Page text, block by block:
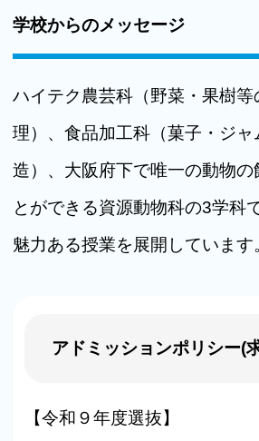
学校からのメッセージ
ハイテク農芸科（野菜・果樹等
理）、食品加工科（菓子・ジャ
造）、大阪府下で唯一の動物の
とができる資源動物科の3学科
魅力ある授業を展開しています
アドミッションポリシー(
【令和９年度選抜】